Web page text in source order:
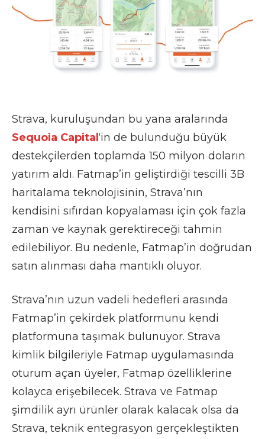
Strava, kuruluşundan bu yana aralarında
Sequoia Capital‘in de bulunduğu büyük
destekçilerden toplamda 150 milyon doların
yatırım aldı. Fatmap’in geliştirdiği tescilli 3B
haritalama teknolojisinin, Strava’nın
kendisini sıfırdan kopyalaması için çok fazla
zaman ve kaynak gerektireceği tahmin
edilebiliyor. Bu nedenle, Fatmap’in doğrudan
satın alınması daha mantıklı oluyor.
Strava’nın uzun vadeli hedefleri arasında
Fatmap’in çekirdek platformunu kendi
platformuna taşımak bulunuyor. Strava
kimlik bilgileriyle Fatmap uygulamasında
oturum açan üyeler, Fatmap özelliklerine
kolayca erişebilecek. Strava ve Fatmap
şimdilik ayrı ürünler olarak kalacak olsa da
Strava, teknik entegrasyon gerçekleştikten